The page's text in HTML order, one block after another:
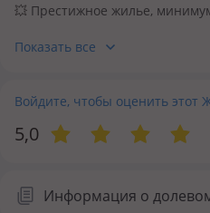
💥 Престижное жилье,
💥Одна из спален – в формате
💥Полный набор опций для
Развитый район города.
Клубный дом «Хан Сарай»
Показать все
Войдите, чтобы оценить этот
5,0
Информация о